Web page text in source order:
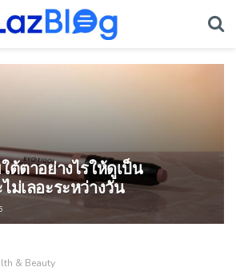
ต้ตาอย่างไรให้ดูเป็น
ม่เลอะระหว่างวัน
& Beauty